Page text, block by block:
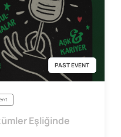
PAST EVENT
Eşliğinde